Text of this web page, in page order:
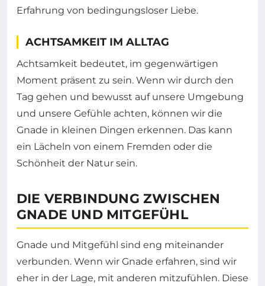
Erfahrung von bedingungsloser Liebe.
ACHTSAMKEIT IM ALLTAG
Achtsamkeit bedeutet, im gegenwärtigen
Moment präsent zu sein. Wenn wir durch den
Tag gehen und bewusst auf unsere Umgebung
und unsere Gefühle achten, können wir die
Gnade in kleinen Dingen erkennen. Das kann
ein Lächeln von einem Fremden oder die
Schönheit der Natur sein.
DIE VERBINDUNG ZWISCHEN
GNADE UND MITGEFÜHL
Gnade und Mitgefühl sind eng miteinander
verbunden. Wenn wir Gnade erfahren, sind wir
eher in der Lage, mit anderen mitzufühlen. Diese